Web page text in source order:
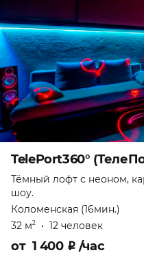
TelePort360°
Тёмный лофт с неоном,
шоу.
Коломенская (16мин.)
32 м2 • 12 человек
от 1 400 ₽ /час